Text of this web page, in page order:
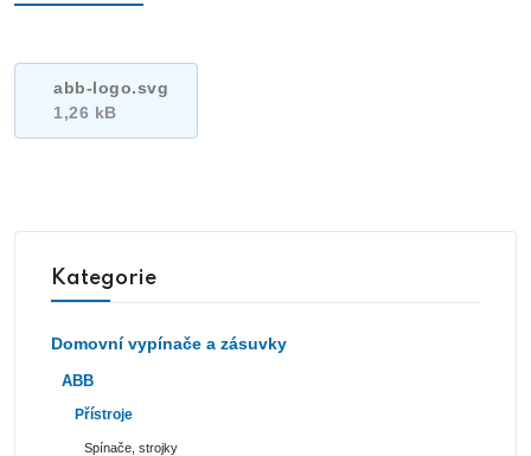
abb-logo.svg
1,26 kB
Kategorie
Domovní vypínače a zásuvky
ABB
Přístroje
Spínače, strojky